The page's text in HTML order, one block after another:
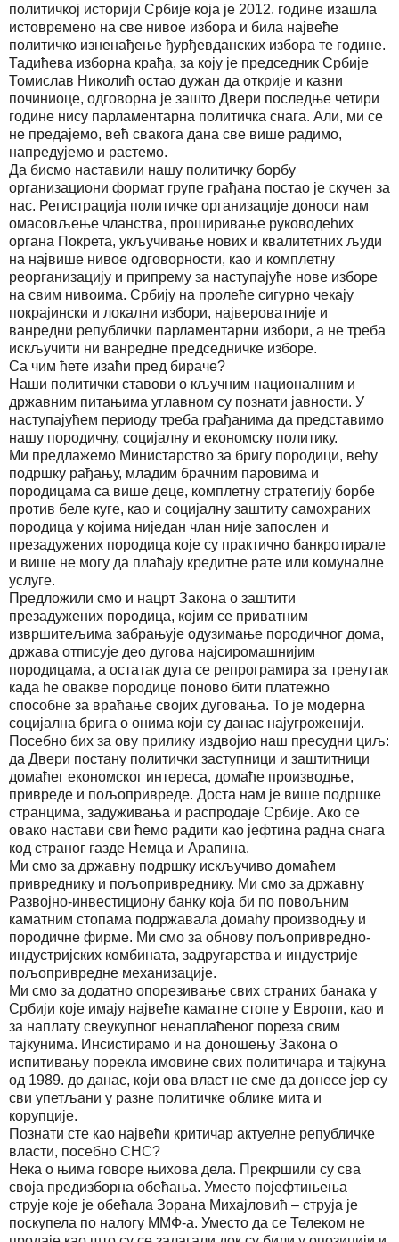
политичкој историји Србије која је 2012. године изашла
истовремено на све нивое избора и била највеће
политичко изненађење ђурђевданских избора те године.
Тадићева изборна крађа, за коју је председник Србије
Томислав Николић остао дужан да открије и казни
починиоце, одговорна је зашто Двери последње четири
године нису парламентарна политичка снага. Али, ми се
не предајемо, већ свакога дана све више радимо,
напредујемо и растемо.
Да бисмо наставили нашу политичку борбу
организациони формат групе грађана постао је скучен за
нас. Регистрација политичке организације доноси нам
омасовљење чланства, проширивање руководећих
органа Покрета, укључивање нових и квалитетних људи
на највише нивое одговорности, као и комплетну
реорганизацију и припрему за наступајуће нове изборе
на свим нивоима. Србију на пролеће сигурно чекају
покрајински и локални избори, највероватније и
ванредни републички парламентарни избори, а не треба
искључити ни ванредне председничке изборе.
Са чим ћете изаћи пред бираче?
Наши политички ставови о кључним националним и
државним питањима углавном су познати јавности. У
наступајућем периоду треба грађанима да представимо
нашу породичну, социјалну и економску политику.
Ми предлажемо Министарство за бригу породици, већу
подршку рађању, младим брачним паровима и
породицама са више деце, комплетну стратегију борбе
против беле куге, као и социјалну заштиту самохраних
породица у којима ниједан члан није запослен и
презадужених породица које су практично банкротирале
и више не могу да плаћају кредитне рате или комуналне
услуге.
Предложили смо и нацрт Закона о заштити
презадужених породица, којим се приватним
извршитељима забрањује одузимање породичног дома,
држава отписује део дугова најсиромашнијим
породицама, а остатак дуга се репрограмира за тренутак
када ће овакве породице поново бити платежно
способне за враћање својих дуговања. То је модерна
социјална брига о онима који су данас најугроженији.
Посебно бих за ову прилику издвојио наш пресудни циљ:
да Двери постану политички заступници и заштитници
домаћег економског интереса, домаће производње,
привреде и пољопривреде. Доста нам је више подршке
странцима, задуживања и распродаје Србије. Ако се
овако настави сви ћемо радити као јефтина радна снага
код страног газде Немца и Арапина.
Ми смо за државну подршку искључиво домаћем
привреднику и пољопривреднику. Ми смо за државну
Развојно-инвестициону банку која би по повољним
каматним стопама подржавала домаћу производњу и
породичне фирме. Ми смо за обнову пољопривредно-
индустријских комбината, задругарства и индустрије
пољопривредне механизације.
Ми смо за додатно опорезивање свих страних банака у
Србији које имају највеће каматне стопе у Европи, као и
за наплату свеукупног ненаплаћеног пореза свим
тајкунима. Инсистирамо и на доношењу Закона о
испитивању порекла имовине свих политичара и тајкуна
од 1989. до данас, који ова власт не сме да донесе јер су
сви упетљани у разне политичке облике мита и
корупције.
Познати сте као највећи критичар актуелне републичке
власти, посебно СНС?
Нека о њима говоре њихова дела. Прекршили су сва
своја предизборна обећања. Уместо појефтињења
струје које је обећала Зорана Михајловић – струја је
поскупела по налогу ММФ-а. Уместо да се Телеком не